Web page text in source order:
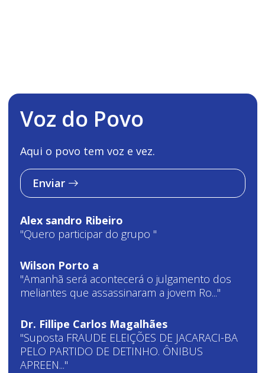
Voz do Povo
Aqui o povo tem voz e vez.
Enviar
Alex sandro Ribeiro
"Quero participar do grupo "
Wilson Porto a
"Amanhã será acontecerá o julgamento dos
meliantes que assassinaram a jovem Ro..."
Dr. Fillipe Carlos Magalhães
"Suposta FRAUDE ELEIÇÕES DE JACARACI-BA
PELO PARTIDO DE DETINHO. ÔNIBUS
APREEN..."